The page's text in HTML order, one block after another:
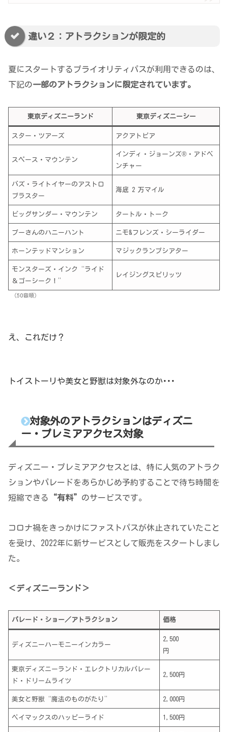
違い２：アトラクションが限定的
夏にスタートするプライオリティパスが利用できるのは、
下記の一部のアトラクションに限定されています。
東京ディズニーランド 東京ディズニーシー
スター・ツアーズ アクアトピア
スペース・マウンテン
インディ・ジョーンズ®・アドベ
ンチャー
バズ・ライトイヤーのアストロ
ブラスター
海底 2 万マイル
ビッグサンダー・マウンテン タートル・トーク
プーさんのハニーハント ニモ&フレンズ・シーライダー
ホーンテッドマンション マジックランプシアター
モンスターズ・インク“ライド
＆ゴーシーク！”
レイジングスピリッツ
（50音順）
え、これだけ？
トイストーリや美女と野獣は対象外なのか･･･
対象外のアトラクションはディズニ
ー・プレミアアクセス対象
ディズニー・プレミアアクセスとは、特に人気のアトラク
ションやパレードをあらかじめ予約することで待ち時間を
短縮できる
“有料” のサービスです。
コロナ禍をきっかけにファストパスが休止されていたこと
を受け、2022年に新サービスとして販売をスタートしまし
た。
＜ディズニーランド＞
パレード・ショー／アトラクション 価格
ディズニーハーモニーインカラー
2,500
円
東京ディズニーランド・エレクトリカルパレー
ド・ドリームライツ
2,500円
美女と野獣“魔法のものがたり” 2,000円
ベイマックスのハッピーライド 1,500円